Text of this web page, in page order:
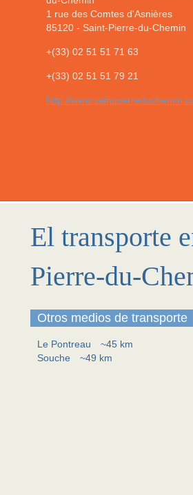
1 rue des Comtes d'Asnières
85120- Saint-Pierre-du-Chemin
+(33) 02 51 51 71 63
+(33) 02 51 51 79 21
http://
El transporte
Pierre-du-
Otros medios de transporte
Le Pontreau
~45 km
Souche
~49 km